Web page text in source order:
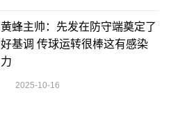
黄蜂主帅：先发在防守端奠定了
好基调 传球运转很棒这有感染
力
2025-10-16